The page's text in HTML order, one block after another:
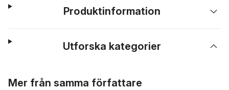
Produktinformation
Utforska kategorier
Mer från samma författare